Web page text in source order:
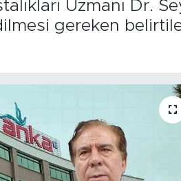
Uzmanı Dr.
gereken